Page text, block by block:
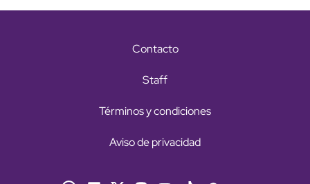
Contacto
Staff
Términos y condiciones
Aviso de privacidad